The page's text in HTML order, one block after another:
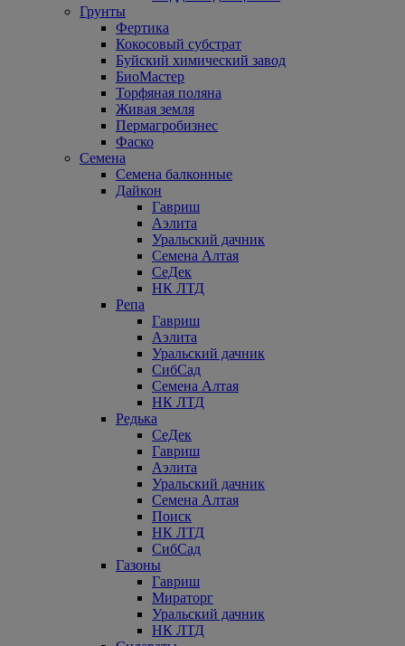
Грунты
Фертика
Кокосовый субстрат
Буйский химический завод
БиоМастер
Торфяная поляна
Живая земля
Пермагробизнес
Фаско
Семена
Семена балконные
Дайкон
Гавриш
Аэлита
Уральский дачник
Семена Алтая
СеДек
НК ЛТД
Репа
Гавриш
Аэлита
Уральский дачник
СибСад
Семена Алтая
НК ЛТД
Редька
СеДек
Гавриш
Аэлита
Уральский дачник
Семена Алтая
Поиск
НК ЛТД
СибСад
Газоны
Гавриш
Мираторг
Уральский дачник
НК ЛТД